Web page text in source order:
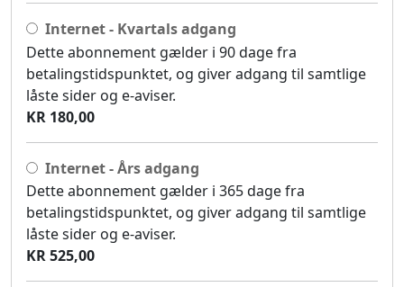
Internet - Kvartals adgang
Dette abonnement gælder i 90 dage fra
betalingstidspunktet, og giver adgang til samtlige
låste sider og e-aviser.
KR 180,00
Internet - Års adgang
Dette abonnement gælder i 365 dage fra
betalingstidspunktet, og giver adgang til samtlige
låste sider og e-aviser.
KR 525,00